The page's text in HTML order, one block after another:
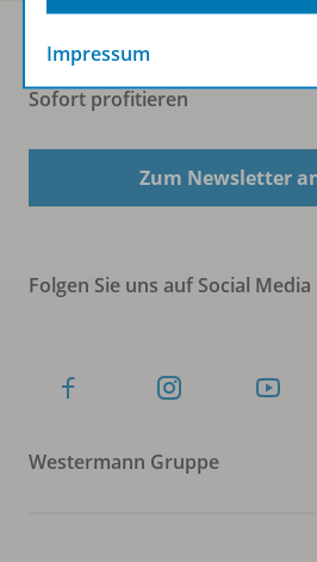
Sofort profitieren
Zum Newsletter
Folgen Sie uns auf Social Media
Westermann Gruppe
Impressum